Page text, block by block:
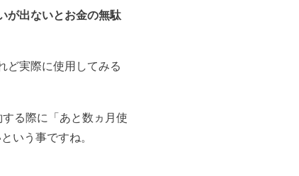
が出ないとお金の無駄
ど実際に使用してみる
る際に「あと数ヵ月使
いう事ですね。